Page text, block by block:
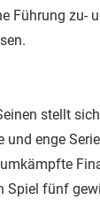
Führung zu-
stellt
und enge
Spiel fünf